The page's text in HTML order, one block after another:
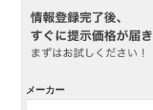
メーカー